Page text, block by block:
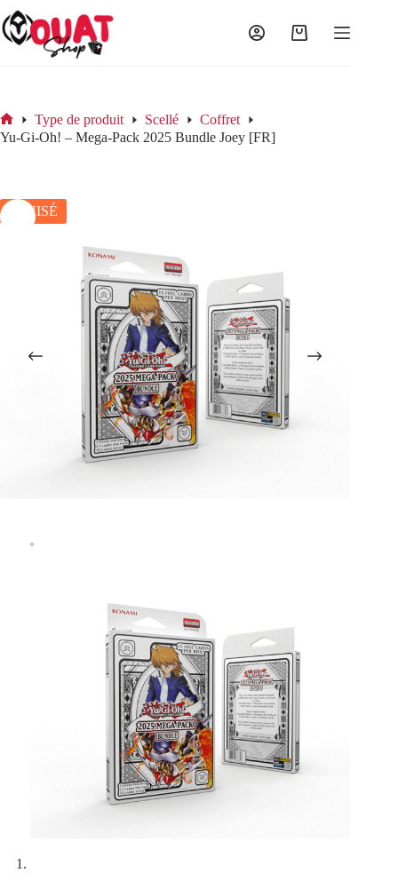
Passer
au
contenu
Panier
Accueil
Type de produit Scellé
Coffret
Yu-Gi-Oh! – Mega-Pack 2025 Bundle Joey [FR]
ÉPUISÉ